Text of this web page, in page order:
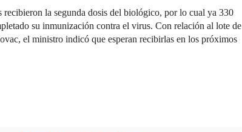
recibieron la segunda dosis del biológico, por lo cual ya 330
su inmunización contra el virus. Con relación al lote de
el ministro indicó que esperan recibirlas en los próximos